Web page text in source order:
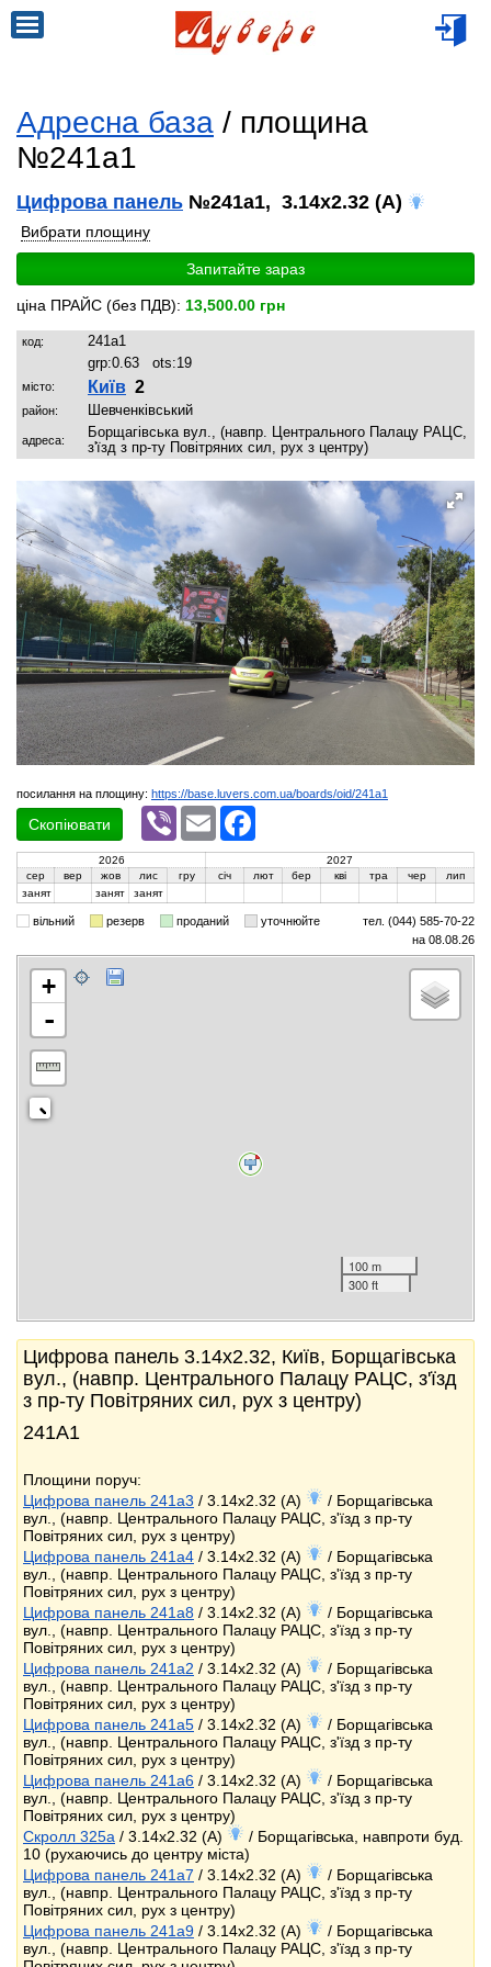
Адресна база / площина
№241a1
Цифрова панель №241a1, 3.14x2.32 (A)
Вибрати площину
Запитайте зараз
ціна ПРАЙС (без ПДВ): 13,500.00 грн
код:
241a1
grp:0.63 ots:19
місто: Київ 2
район: Шевченківський
адреса:
Борщагівська вул., (навпр. Центрального Палацу РАЦС,
з'їзд з пр-ту Повітряних сил, рух з центру)
посилання на площину: https://base.luvers.com.ua/boards/oid/241a1
Скопіювати
Viber Email
2026
2027
сер
вер жов лис гру січ лют бер кві тра чер
лип
занят
занят занят
вільний резерв проданий уточнюйте
тел. (044) 585-70-22
на 08.08.26
+
-
100 m
300 ft
Цифрова панель 3.14x2.32, Київ, Борщагівська
вул., (навпр. Центрального Палацу РАЦС, з'їзд
з пр-ту Повітряних сил, рух з центру)
241А1
Площини поруч:
Цифрова панель 241a3 / 3.14x2.32 (A)
/ Борщагівська
вул., (навпр. Центрального Палацу РАЦС, з'їзд з пр-ту
Повітряних сил, рух з центру)
Цифрова панель 241a4 / 3.14x2.32 (A)
/ Борщагівська
вул., (навпр. Центрального Палацу РАЦС, з'їзд з пр-ту
Повітряних сил, рух з центру)
Цифрова панель 241a8 / 3.14x2.32 (A)
/ Борщагівська
вул., (навпр. Центрального Палацу РАЦС, з'їзд з пр-ту
Повітряних сил, рух з центру)
Цифрова панель 241a2 / 3.14x2.32 (A)
/ Борщагівська
вул., (навпр. Центрального Палацу РАЦС, з'їзд з пр-ту
Повітряних сил, рух з центру)
Цифрова панель 241a5 / 3.14x2.32 (A)
/ Борщагівська
вул., (навпр. Центрального Палацу РАЦС, з'їзд з пр-ту
Повітряних сил, рух з центру)
Цифрова панель 241a6 / 3.14x2.32 (A)
/ Борщагівська
вул., (навпр. Центрального Палацу РАЦС, з'їзд з пр-ту
Повітряних сил, рух з центру)
Скролл 325a / 3.14x2.32 (A)
/ Борщагівська, навпроти буд.
10 (рухаючись до центру міста)
Цифрова панель 241a7 / 3.14x2.32 (A)
/ Борщагівська
вул., (навпр. Центрального Палацу РАЦС, з'їзд з пр-ту
Повітряних сил, рух з центру)
Цифрова панель 241a9 / 3.14x2.32 (A)
/ Борщагівська
вул., (навпр. Центрального Палацу РАЦС, з'їзд з пр-ту